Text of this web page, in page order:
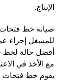
الإنتاج.
صيانة خط فتحات
للمشغل إجراء
أفضل حالة لخط
مع الأخذ في
يقوم خط فتحات